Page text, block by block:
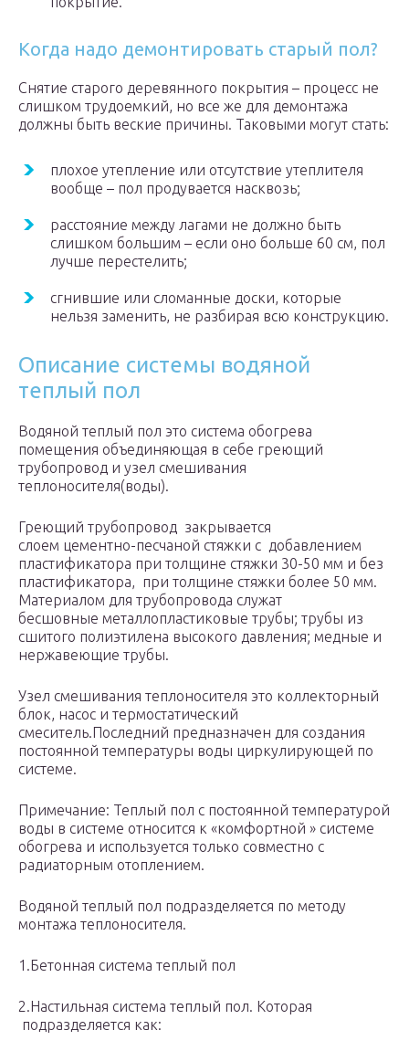
Когда надо демонтировать старый пол?
Снятие старого деревянного покрытия – процесс не
слишком трудоемкий, но все же для демонтажа
должны быть веские причины. Таковыми могут стать:
плохое утепление или отсутствие утеплителя
вообще – пол продувается насквозь;
расстояние между лагами не должно быть
слишком большим – если оно больше 60 см, пол
лучше перестелить;
сгнившие или сломанные доски, которые
нельзя заменить, не разбирая всю конструкцию.
Описание системы водяной
теплый пол
Водяной теплый пол это система обогрева
помещения объединяющая в себе греющий
трубопровод и узел смешивания
теплоносителя(воды).
Греющий трубопровод закрывается
слоем цементно-песчаной стяжки с добавлением
пластификатора при толщине стяжки 30-50 мм и без
пластификатора, при толщине стяжки более 50 мм.
Материалом для трубопровода служат
бесшовные металлопластиковые трубы; трубы из
сшитого полиэтилена высокого давления; медные и
нержавеющие трубы.
Узел смешивания теплоносителя это коллекторный
блок, насос и термостатический
смеситель.Последний предназначен для создания
постоянной температуры воды циркулирующей по
системе.
Примечание: Теплый пол с постоянной температурой
воды в системе относится к «комфортной » системе
обогрева и используется только совместно с
радиаторным отоплением.
Водяной теплый пол подразделяется по методу
монтажа теплоносителя.
1.Бетонная система теплый пол
2.Настильная система теплый пол. Которая
подразделяется как: